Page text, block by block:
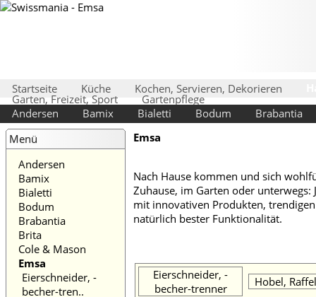
Startseite Küche Kochen, Servieren, Dekorieren
Garten, Freizeit, Sport
Gartenpflege
Andersen
Bamix Bialetti Bodum
Brabantia
Menü
Andersen
Bamix
Bialetti
Bodum
Brabantia
Brita
Cole & Mason
Emsa
Eierschneider, -
becher-tren..
Emsa
Nach Hause kommen und sich
Zuhause, im Garten oder unterwegs:
mit innovativen Produkten,
natürlich bester Funktionalität.
Eierschneider, -
becher-trenner
Hobel,